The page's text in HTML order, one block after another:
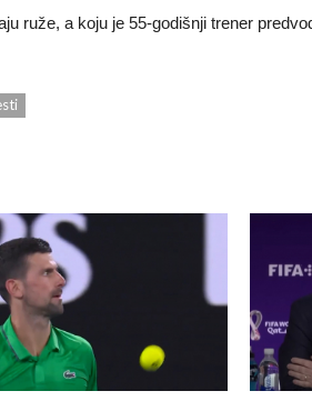
ruže, a koju je 55-godišnji trener